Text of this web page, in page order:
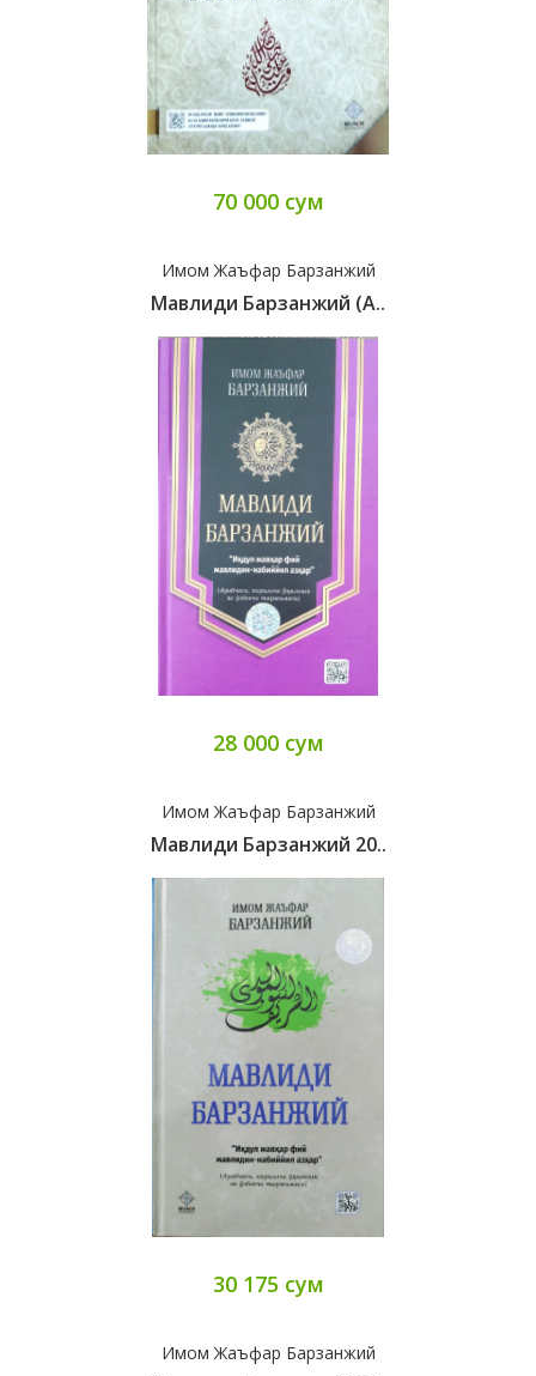
70 000 сум
Имом Жаъфар Барзанжий
Мавлиди Барзанжий (А..
28 000 сум
Имом Жаъфар Барзанжий
Мавлиди Барзанжий 20..
30 175 сум
Имом Жаъфар Барзанжий